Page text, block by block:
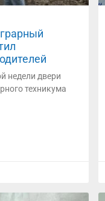
недели двери
техникума